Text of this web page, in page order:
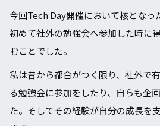
今回Tech Day開催において核となっ
初めて社外の勉強会へ参加した時に
むことでした。
私は昔から都合がつく限り、社外で
る勉強会に参加をしたり、⾃らも企
た。そしてその経験が⾃分の成⻑を